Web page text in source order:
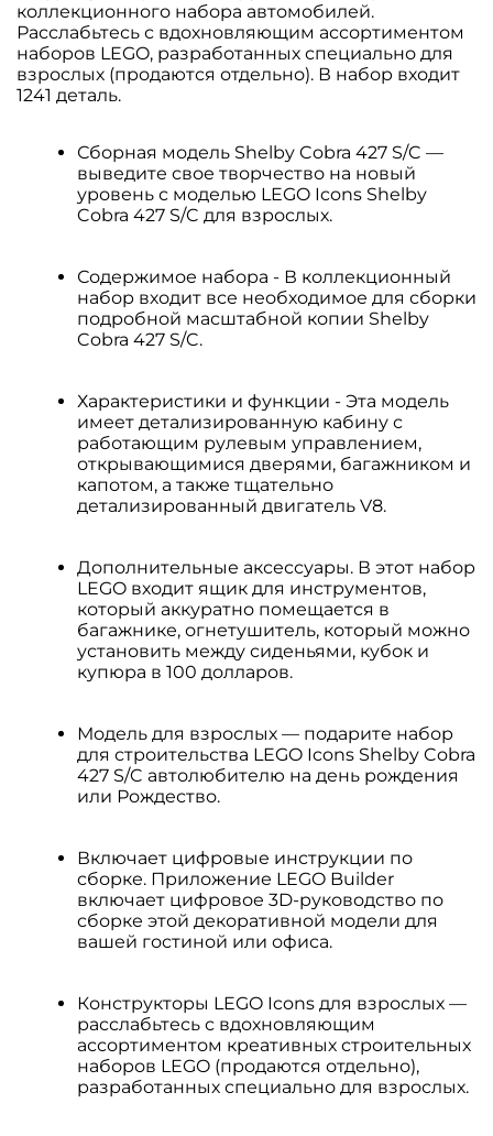
коллекционного набора автомобилей.
Расслабьтесь с вдохновляющим ассортиментом
наборов LEGO, разработанных специально для
взрослых (продаются отдельно). В набор входит
1241 деталь.
Сборная модель Shelby Cobra 427 S/C —
выведите свое творчество на новый
уровень с моделью LEGO Icons Shelby
Cobra 427 S/C для взрослых.
Содержимое набора - В коллекционный
набор входит все необходимое для сборки
подробной масштабной копии Shelby
Cobra 427 S/C.
Характеристики и функции - Эта модель
имеет детализированную кабину с
работающим рулевым управлением,
открывающимися дверями, багажником и
капотом, а также тщательно
детализированный двигатель V8.
Дополнительные аксессуары. В этот набор
LEGO входит ящик для инструментов,
который аккуратно помещается в
багажнике, огнетушитель, который можно
установить между сиденьями, кубок и
купюра в 100 долларов.
Модель для взрослых — подарите набор
для строительства LEGO Icons Shelby Cobra
427 S/C автолюбителю на день рождения
или Рождество.
Включает цифровые инструкции по
сборке. Приложение LEGO Builder
включает цифровое 3D-руководство по
сборке этой декоративной модели для
вашей гостиной или офиса.
Конструкторы LEGO Icons для взрослых —
расслабьтесь с вдохновляющим
ассортиментом креативных строительных
наборов LEGO (продаются отдельно),
разработанных специально для взрослых.